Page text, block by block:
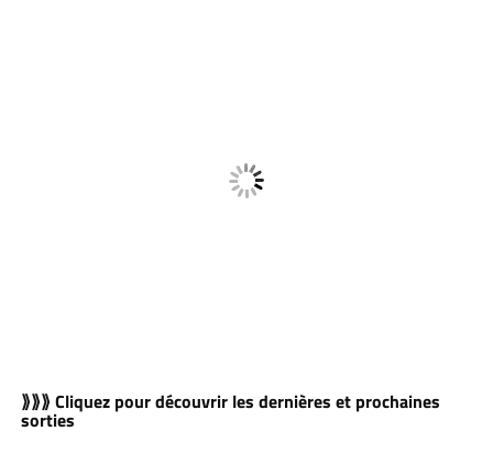
⟫⟫⟫ Cliquez pour découvrir les dernières et prochaines
sorties